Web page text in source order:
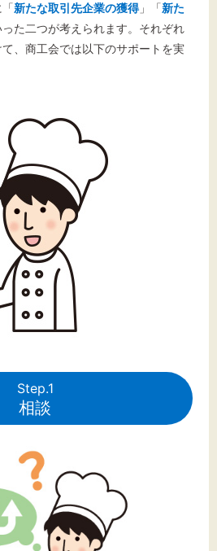
問い合わせ
標準
背景色
黒 白 黄
新たな取引先企業の獲得」「新た
た二つが考えられます。それぞれ
、商工会では以下のサポートを実
Step.1
相談